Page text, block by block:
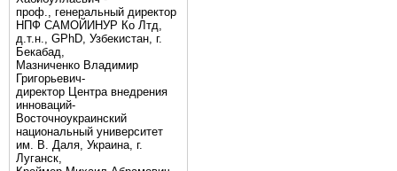
проф., генеральный директор
НПФ САМОЙИНУР Ко Лтд,
д.т.н., GPhD, Узбекистан, г.
Бекабад,
Мазниченко Владимир
Григорьевич-
директор Центра внедрения
инноваций-
Восточноукраинский
национальный университет
им. В. Даля, Украина, г.
Луганск,